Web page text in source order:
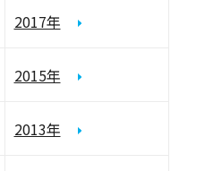
2017年
2015年
2013年